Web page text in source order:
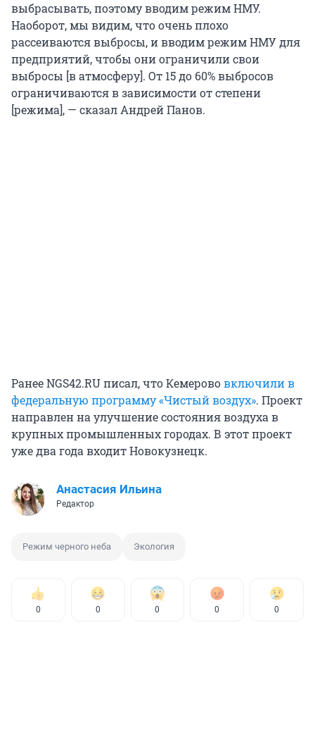
выбрасывать, поэтому вводим режим НМУ.
Наоборот, мы видим, что очень плохо
рассеиваются выбросы, и вводим режим НМУ для
предприятий, чтобы они ограничили свои
выбросы [в атмосферу]. От 15 до 60% выбросов
ограничиваются в зависимости от степени
[режима], — сказал Андрей Панов.
Ранее NGS42.RU писал, что Кемерововключили в
федеральную программу «Чистый воздух». Проект
направлен на улучшение состояния воздуха в
крупных промышленных городах. В этот проект
уже два года входит Новокузнецк.
Анастасия Ильина
Редактор
Режим черного неба Экология
0 0 0 0 0